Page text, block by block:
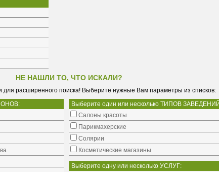
НЕ НАШЛИ ТО, ЧТО ИСКАЛИ?
для расширенного поиска! Выберите нужные Вам параметры из списков:
Выберите один или несколько ТИПОВ
Салоны красоты
Парикмахерские
Солярии
Косметические магазины
Выберите одну или несколько УСЛУГ: